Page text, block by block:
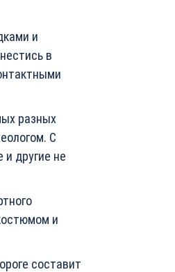
и
в
разных
С
другие не
и
составит